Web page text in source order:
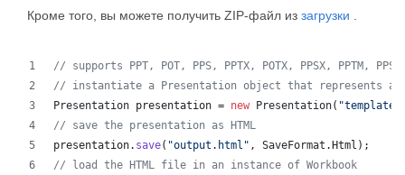
Кроме того, вы можете получить ZIP-файл из загрузки
// supports PPT, POT, PPS, PPTX, POTX, PPSX, PPTM,
// instantiate a Presentation object that represents a
Presentation presentation = new Presentation(
// save the presentation as HTML
presentation. save( "output.html" , SaveFormat . Html );
// load the HTML file in an instance of Workbook